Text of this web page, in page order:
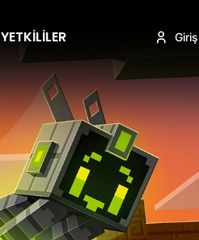
YETKILILER